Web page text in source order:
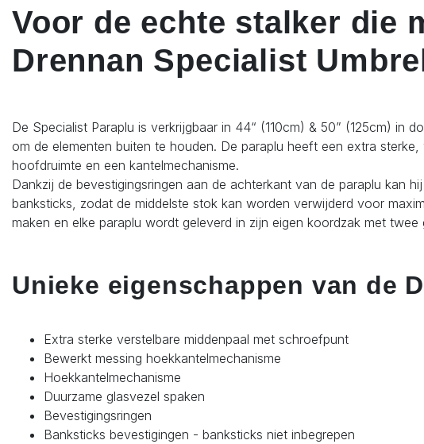
Voor de echte stalker die
Drennan Specialist
De Specialist Paraplu is verkrijgbaar in 44“ (110cm) & 50” (125cm) in
om de elementen buiten te houden. De paraplu heeft een extra
hoofdruimte en een kantelmechanisme.
Dankzij de bevestigingsringen aan de achterkant van de paraplu kan
banksticks, zodat de middelste stok kan worden verwijderd voor
maken en elke paraplu wordt geleverd in zijn eigen koordzak met
Unieke eigenschappen van de
Extra sterke verstelbare middenpaal met schroefpunt
Bewerkt messing hoekkantelmechanisme
Hoekkantelmechanisme
Duurzame glasvezel spaken
Bevestigingsringen
Banksticks bevestigingen - banksticks niet inbegrepen